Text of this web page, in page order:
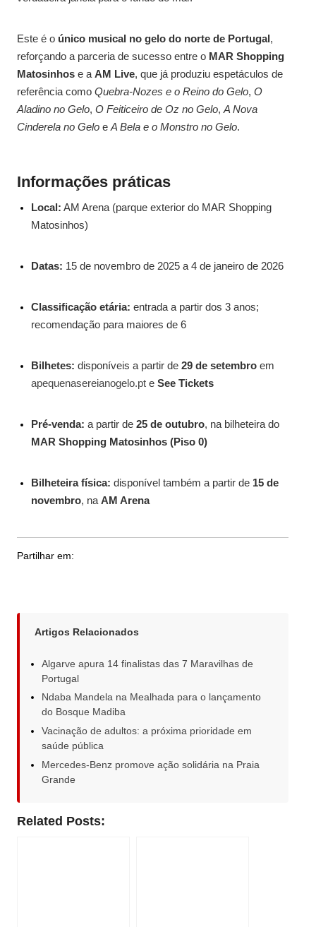
Este é o único musical no gelo do norte de Portugal,
reforçando a parceria de sucesso entre o MAR Shopping
Matosinhos e a AM Live, que já produziu espetáculos de
referência como Quebra-Nozes e o Reino do Gelo, O
Aladino no Gelo, O Feiticeiro de Oz no Gelo, A Nova
Cinderela no Gelo e A Bela e o Monstro no Gelo.
Informações práticas
Local: AM Arena (parque exterior do MAR Shopping
Matosinhos)
Datas: 15 de novembro de 2025 a 4 de janeiro de 2026
Classificação etária: entrada a partir dos 3 anos;
recomendação para maiores de 6
Bilhetes: disponíveis a partir de 29 de setembro em
apequenasereianogelo.pt e See Tickets
Pré-venda: a partir de 25 de outubro, na bilheteira do
MAR Shopping Matosinhos (Piso 0)
Bilheteira física: disponível também a partir de 15 de
novembro, na AM Arena
Partilhar em:
Artigos Relacionados
Algarve apura 14 finalistas das 7 Maravilhas de
Portugal
Ndaba Mandela na Mealhada para o lançamento
do Bosque Madiba
Vacinação de adultos: a próxima prioridade em
saúde pública
Mercedes-Benz promove ação solidária na Praia
Grande
Related Posts: